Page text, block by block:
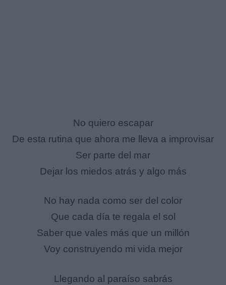
No quiero escapar
De esta rutina que ahora me lleva a improvisar
Ser parte del mar
Dejar los miedos atrás y algo más
No hay nada como ser del color
Que cada día te regala el sol
Saber que vales más que un millón
Voy construyendo mi vida mejor
Llegando al paraíso sabrás